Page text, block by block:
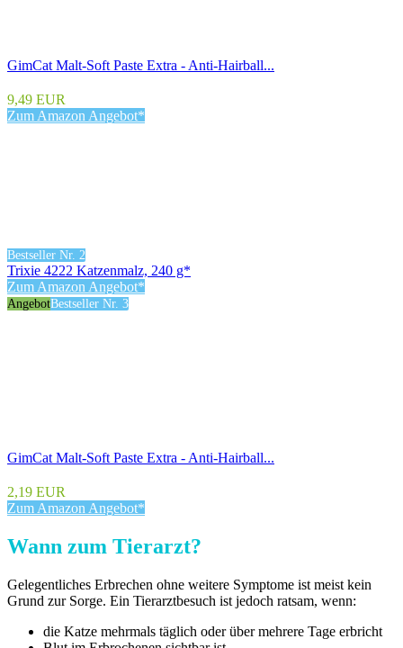
GimCat Malt-Soft Paste Extra - Anti-Hairball...
9,49 EUR
Zum Amazon Angebot*
Bestseller Nr. 2
Trixie 4222 Katzenmalz, 240 g*
Zum Amazon Angebot*
AngebotBestseller Nr. 3
GimCat Malt-Soft Paste Extra - Anti-Hairball...
2,19 EUR
Zum Amazon Angebot*
Wann zum Tierarzt?
Gelegentliches Erbrechen ohne weitere Symptome ist meist kein
Grund zur Sorge. Ein Tierarztbesuch ist jedoch ratsam, wenn:
die Katze mehrmals täglich oder über mehrere Tage erbricht